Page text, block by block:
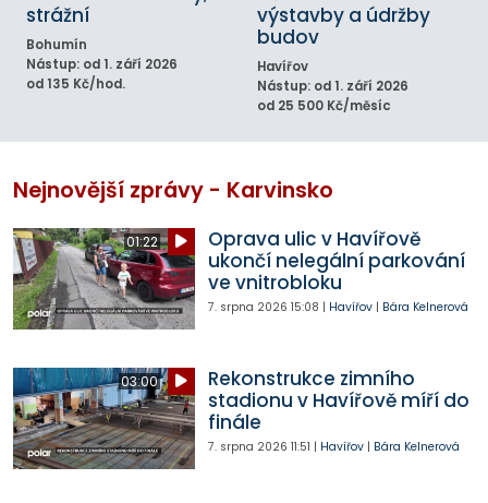
strážní
Bohumín
Nástup: od 1. září 2026
od 135 Kč/hod.
výstavby a údržby
budov
Havířov
Nástup: od 1. září 2026
od 25 500 Kč/měsíc
Nejnovější zprávy - Karvinsko
01:22
Oprava ulic v Havířově
ukončí nelegální parkování
ve vnitrobloku
7. srpna 2026 15:08 | Havířov| Bára Kelnerová
03:00
Rekonstrukce zimního
stadionu v Havířově míří do
finále
7. srpna 2026 11:51 | Havířov| Bára Kelnerová